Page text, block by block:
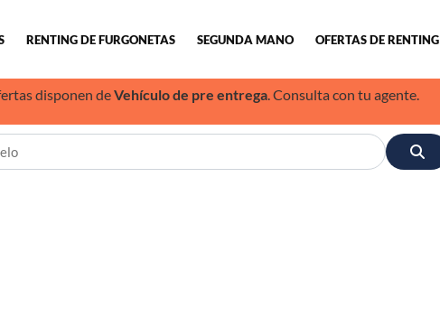
RENTING DE FURGONETAS SEGUNDA MANO OFERTAS DE RENTING
disponen deVehículo de pre entrega. Consulta con tu agente.